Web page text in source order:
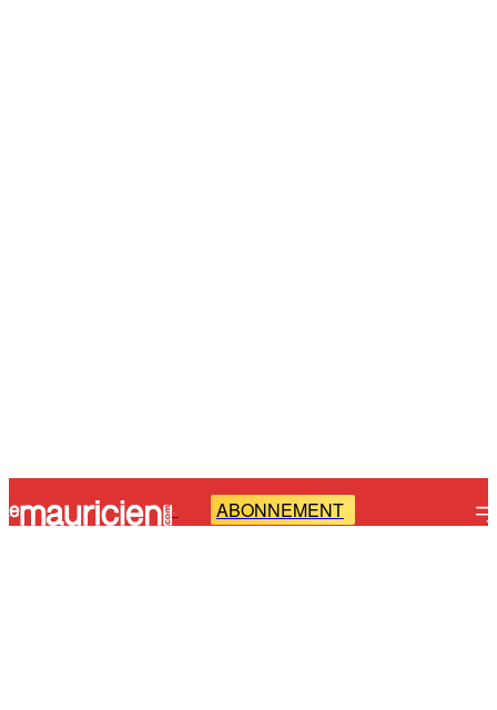
- ABONNEMENT